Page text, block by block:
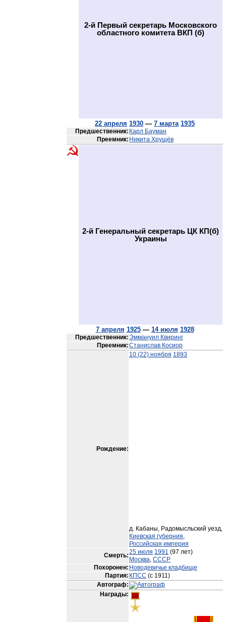
2-й Первый секретарь Московского
областного комитета ВКП (б)
22 апреля 1930 — 7 марта 1935
Предшественник: Карл Бауман
Преемник: Никита Хрущёв
2-й Генеральный секретарь ЦК КП(б)
Украины
7 апреля 1925— 14 июля 1928
Предшественник:Эммануил Квиринг
Преемник:Станислав Косиор
Рождение:
10 (22) ноября 1893
д. Кабаны, Радомысльский уезд,
Киевская губерния,
Российская империя
Смерть:25 июля 1991 (97 лет)
Москва, СССР
Похоронен: Новодевичье кладбище
Партия: КПСС (с 1911)
Автограф:
Награды: